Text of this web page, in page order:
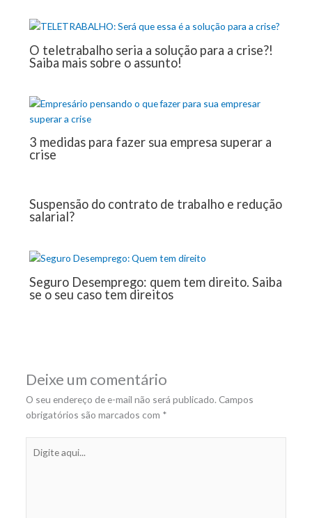
O teletrabalho seria a solução para a crise?!
Saiba mais sobre o assunto!
3 medidas para fazer sua empresa superar a
crise
Suspensão do contrato de trabalho e redução
salarial?
Seguro Desemprego: quem tem direito. Saiba
se o seu caso tem direitos
Deixe um comentário
O seu endereço de e-mail não será publicado. Campos
obrigatórios são marcados com *
aqui...